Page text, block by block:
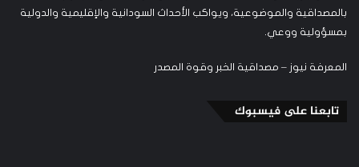
بالمصداقية والموضوعية، ويواكب الأحداث السودانية والإقليمية والدولية
بمسؤولية ووعي.
المعرفة نيوز – مصداقية الخبر وقوة المصدر
تابعنا على فيسبوك